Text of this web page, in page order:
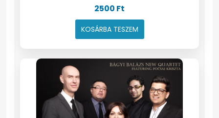
2500 Ft
KOSÁRBA TESZEM